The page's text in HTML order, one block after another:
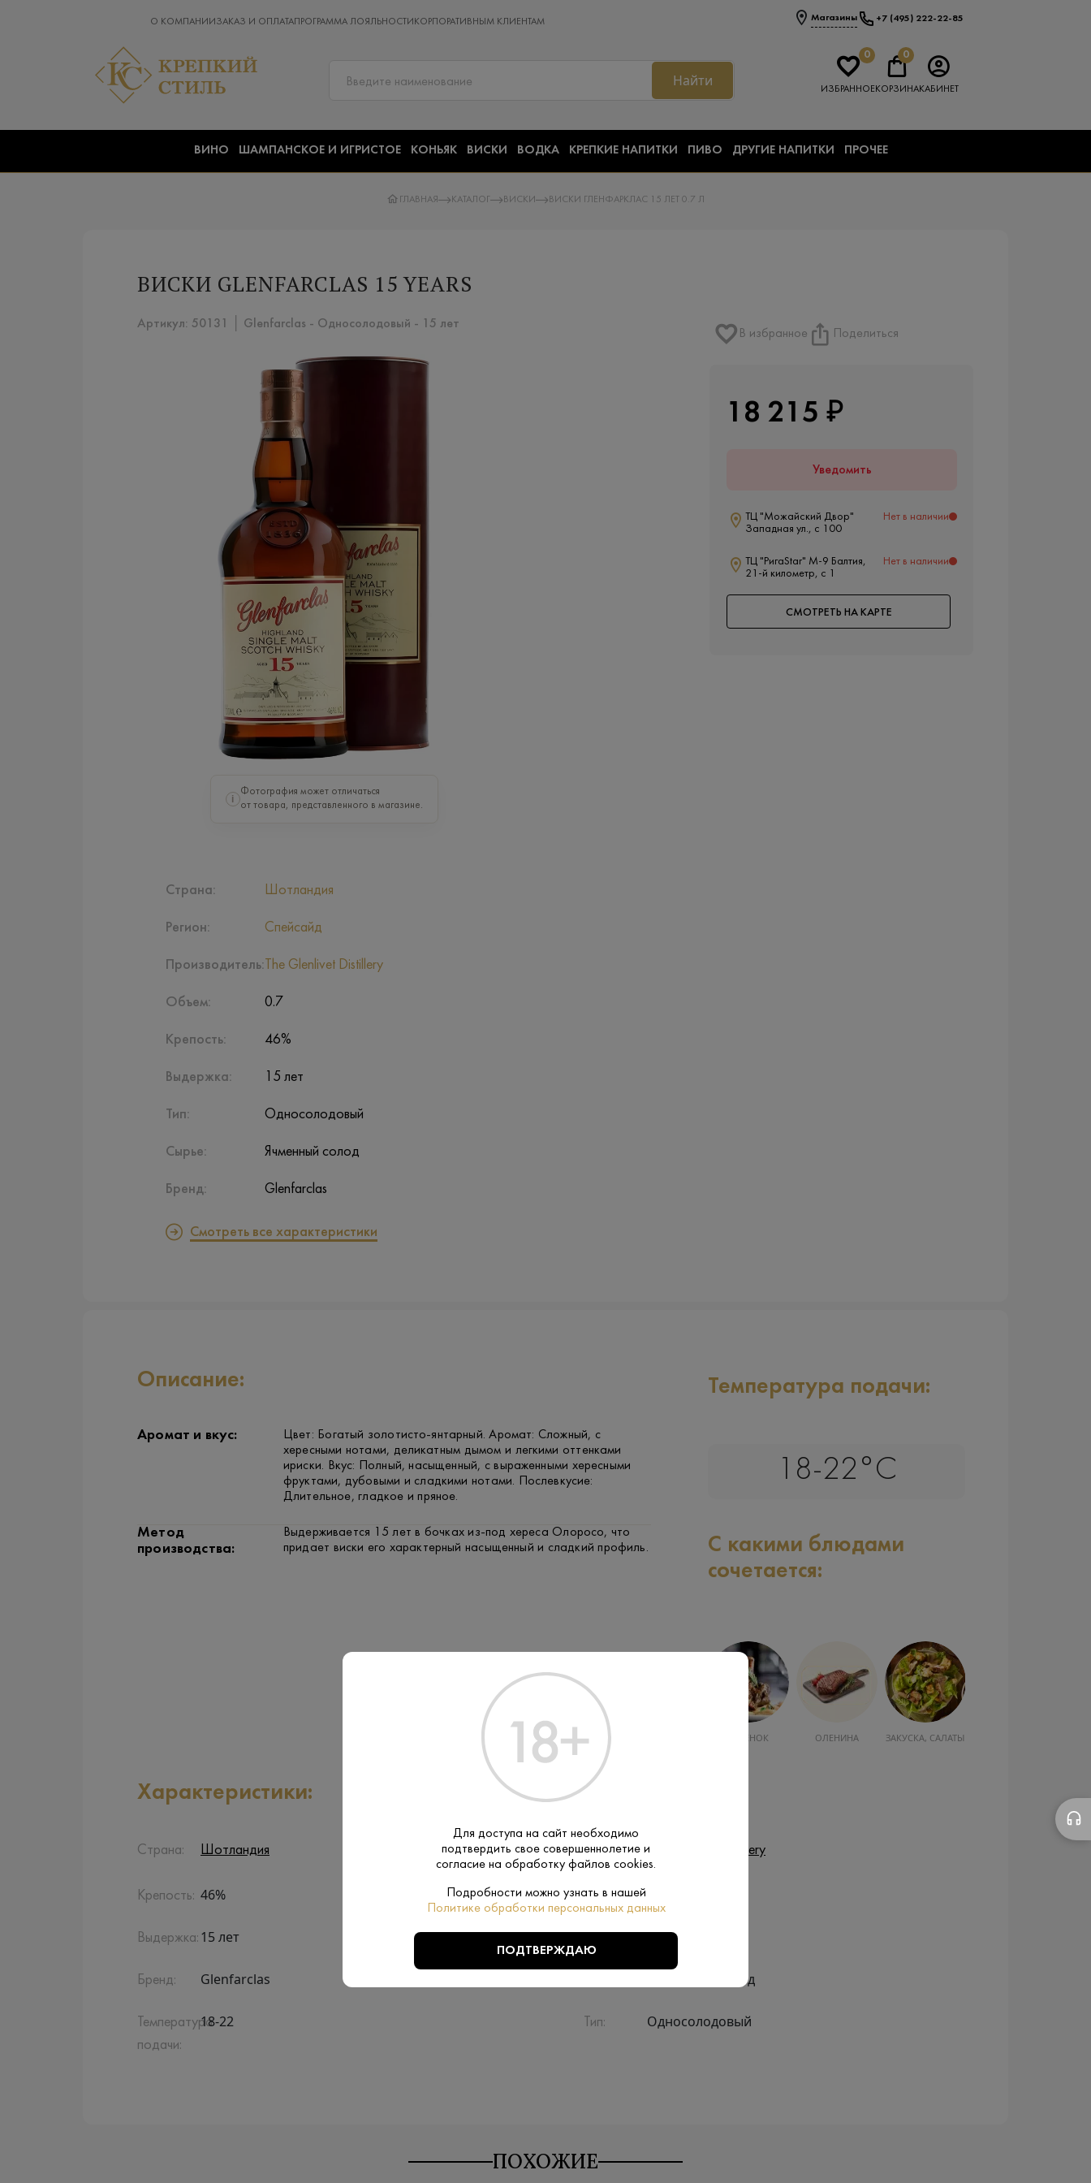
О КОМПАНИИ ЗАКАЗ И ОПЛАТАПРОГРАММА ЛОЯЛЬНОСТИ КОРПОРАТИВНЫМ КЛИЕНТАМ Магазины +7 (495) 222-22-85
Найти
0
ИЗБРАННОЕ
0
КОРЗИНАКАБИНЕТ
ВИНО ШАМПАНСКОЕ И ИГРИСТОЕ КОНЬЯК ВИСКИ ВОДКА КРЕПКИЕ НАПИТКИ ПИВО ДРУГИЕ НАПИТКИ ПРОЧЕЕ
ГЛАВНАЯ КАТАЛОГ ВИСКИ ВИСКИ ГЛЕНФАРКЛАС 15 ЛЕТ 0.7 Л
ВИСКИ GLENFARCLAS 15 YEARS
Артикул: 50131 │ Glenfarclas - Односолодовый - 15 лет
i
Фотография может отличаться
от товара, представленного в магазине.
Страна:
Регион:
Производитель:
Объем:
Крепость:
Выдержка:
Тип:
Сырье:
Бренд:
Шотландия
Спейсайд
The Glenlivet Distillery
0.7
46%
15 лет
Односолодовый
Ячменный солод
Glenfarclas
Смотреть все характеристики
В избранное Поделиться
18 215 ₽
Уведомить
ТЦ "Можайский Двор"
Западная ул., с 100
Нет в наличии
ТЦ "РигаStar" М-9 Балтия,
21-й километр, с 1
Нет в наличии
СМОТРЕТЬ НА КАРТЕ
Описание:
Аромат и вкус:
Цвет: Богатый золотисто-янтарный. Аромат: Сложный, с
хересными нотами, деликатным дымом и легкими оттенками
ириски. Вкус: Полный, насыщенный, с выраженными хересными
фруктами, дубовыми и сладкими нотами. Послевкусие:
Длительное, гладкое и пряное.
Метод
производства:
Выдерживается 15 лет в бочках из-под хереса Олоросо, что
придает виски его характерный насыщенный и сладкий профиль.
Температура подачи:
18-22°C
С какими блюдами
сочетается:
РЫБА ОЛЕНИНА ЗАКУСКА, САЛАТЫ МОРЕПРОДУКТЫ
Характеристики:
Страна: Шотландия Производитель:The Glenlivet Distillery
Крепость: 46% Объем:
Выдержка: 15 лет Спейсайд
Бренд: Glenfarclas Ячменный солод
Температура
подачи:
18-22 Тип: Односолодовый
ПОХОЖИЕ
Для доступа на сайт необходимо
подтвердить свое совершеннолетие и
согласие на обработку файлов cookies.
Подробности можно узнать в нашей
Политике обработки персональных данных
ПОДТВЕРЖДАЮ